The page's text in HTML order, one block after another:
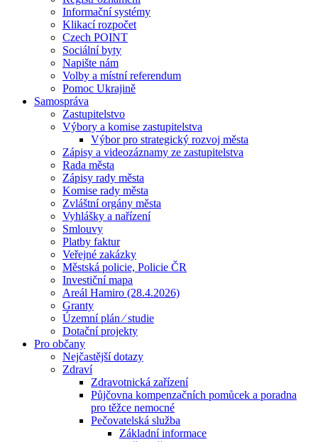
Informační systémy
Klikací rozpočet
Czech POINT
Sociální byty
Napište nám
Volby a místní referendum
Pomoc Ukrajině
Samospráva
Zastupitelstvo
Výbory a komise zastupitelstva
Výbor pro strategický rozvoj města
Zápisy a videozáznamy ze zastupitelstva
Rada města
Zápisy rady města
Komise rady města
Zvláštní orgány města
Vyhlášky a nařízení
Smlouvy
Platby faktur
Veřejné zakázky
Městská policie, Policie ČR
Investiční mapa
Areál Hamiro (28.4.2026)
Granty
Územní plán ⁄ studie
Dotační projekty
Pro občany
Nejčastější dotazy
Zdraví
Zdravotnická zařízení
Půjčovna kompenzačních pomůcek a poradna
pro těžce nemocné
Pečovatelská služba
Základní informace